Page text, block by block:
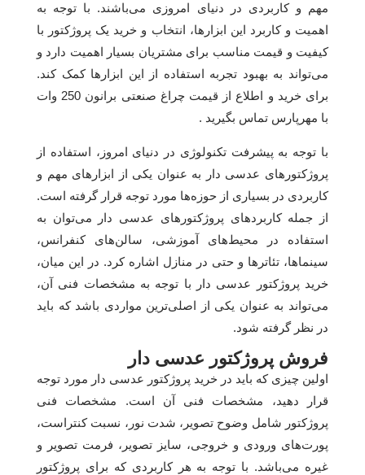
مهم و کاربردی در دنیای امروزی می‌باشند. با توجه به
اهمیت و کاربرد این ابزارها، انتخاب و خرید یک پروژکتور با
کیفیت و قیمت مناسب برای مشتریان بسیار اهمیت دارد و
می‌تواند به بهبود تجربه استفاده از این ابزارها کمک کند.
برای خرید و اطلاع از قیمت چراغ صنعتی برانون 250 وات
با مهرپارس تماس بگیرید .
با توجه به پیشرفت تکنولوژی در دنیای امروز، استفاده از
پروژکتورهای عدسی دار به عنوان یکی از ابزارهای مهم و
کاربردی در بسیاری از حوزه‌ها مورد توجه قرار گرفته است.
از جمله کاربردهای پروژکتورهای عدسی دار می‌توان به
استفاده در محیط‌های آموزشی، سالن‌های کنفرانس،
سینماها، تئاترها و حتی در منازل اشاره کرد. در این میان،
خرید پروژکتور عدسی دار با توجه به مشخصات فنی آن،
می‌تواند به عنوان یکی از اصلی‌ترین مواردی باشد که باید
در نظر گرفته شود.
فروش پروژکتور عدسی دار
اولین چیزی که باید در خرید پروژکتور عدسی دار مورد توجه
قرار دهید، مشخصات فنی آن است. مشخصات فنی
پروژکتور شامل وضوح تصویر، شدت نور، نسبت کنتراست،
پورت‌های ورودی و خروجی، سایز تصویر، فرمت تصویر و
غیره می‌باشد. با توجه به هر کاربردی که برای پروژکتور